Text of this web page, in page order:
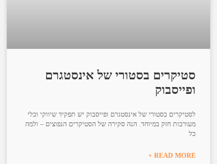
סטיקרים בסטורי של אינסטגרם
ופייסבוק
לסטיקרים בסטורי של אינסטגרם ופייסבוק יש תפקיד שיווקי וכלי
מעורבות חזק במיוחד. הנה סקירה של הסטיקרים הנפוצים – ולמה
כל
READ MORE +